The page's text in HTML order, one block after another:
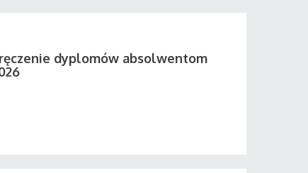
dyplomów absolwentom